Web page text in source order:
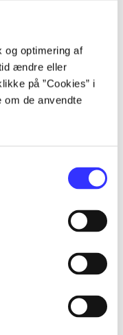
og optimering af
ændre eller
på ”Cookies” i
om de anvendte